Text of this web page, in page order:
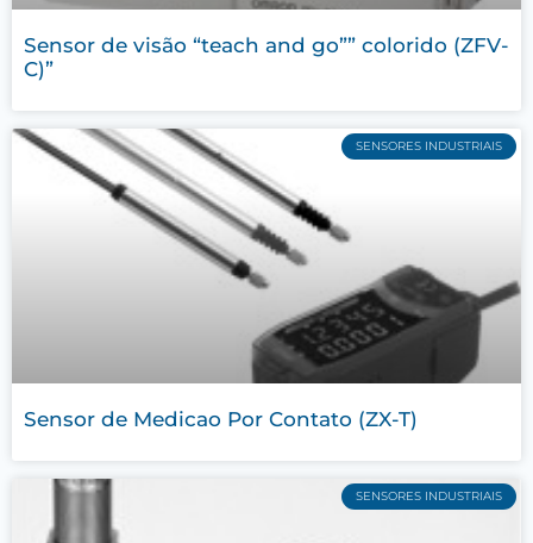
Sensor de visão “teach and go”” colorido (ZFV-
C)”
SENSORES INDUSTRIAIS
Sensor de Medicao Por Contato (ZX-T)
SENSORES INDUSTRIAIS